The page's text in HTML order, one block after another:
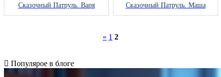
Сказочный Патруль. Варя Сказочный Патруль. Маша
« 1 2
Популярое в блоге